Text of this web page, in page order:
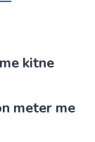
kitne
meter me